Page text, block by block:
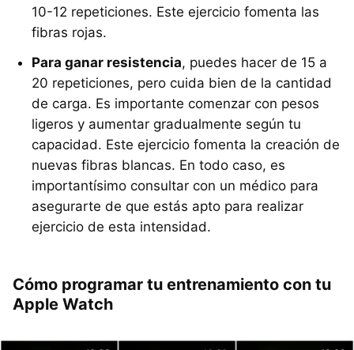
10-12 repeticiones. Este ejercicio fomenta las
fibras rojas.
Para ganar resistencia, puedes hacer de 15 a
20 repeticiones, pero cuida bien de la cantidad
de carga. Es importante comenzar con pesos
ligeros y aumentar gradualmente según tu
capacidad. Este ejercicio fomenta la creación de
nuevas fibras blancas. En todo caso, es
importantísimo consultar con un médico para
asegurarte de que estás apto para realizar
ejercicio de esta intensidad.
Cómo programar tu entrenamiento con tu
Apple Watch